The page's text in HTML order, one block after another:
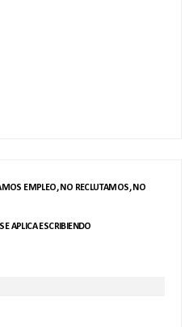
EMPLEO, NO RECLUTAMOS, NO
APLICA ESCRIBIENDO